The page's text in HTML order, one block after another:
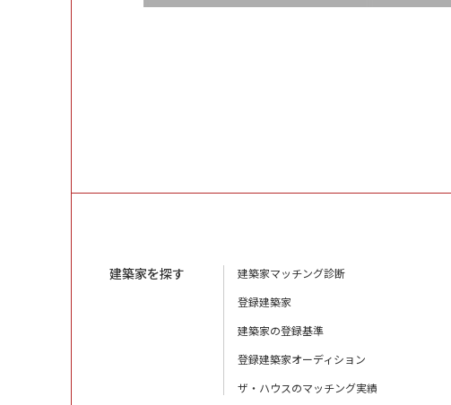
建築家を探す
建築家マッチング診断
登録建築家
建築家の登録基準
登録建築家オーディション
ザ・ハウスのマッチング実績